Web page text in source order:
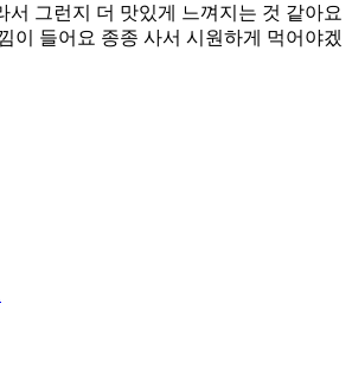
서 그런지 더 맛있게 느껴지는 것 같아요
이 들어요 종종 사서 시원하게 먹어야겠